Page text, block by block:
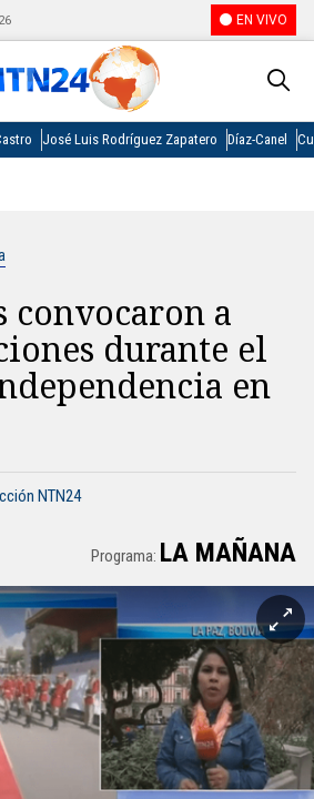
EN VIVO
José Luis Rodríguez Zapatero Díaz-Canel
convocaron a
durante el
en
NTN24
Programa: LA MAÑANA